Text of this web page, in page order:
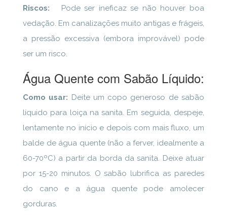
Riscos:
Pode ser ineficaz se não houver boa
vedação. Em canalizações muito antigas e frágeis,
a pressão excessiva (embora improvável) pode
ser um risco.
Água Quente com Sabão Líquido:
Como usar: Deite um copo generoso de sabão
líquido para loiça na sanita. Em seguida, despeje,
lentamente no início e depois com mais fluxo, um
balde de água quente (não a ferver, idealmente a
60-70ºC) a partir da borda da sanita. Deixe atuar
por 15-20 minutos. O sabão lubrifica as paredes
do cano e a água quente pode amolecer
gorduras.